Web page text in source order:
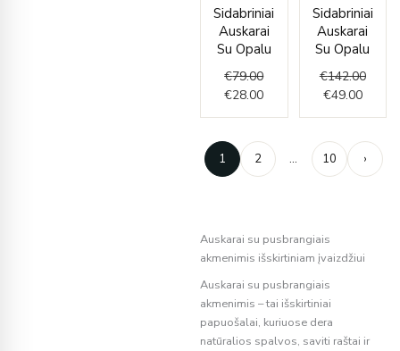
Sidabriniai
Auskarai
Su Opalu
€79.00
price
was:
€79.00.
€28.00
price
is:
€28.00.
Sidabriniai
Auskarai
Su Opalu
€142.00
price
was:
€49.00
price
is:
1 2 … 10 ›
Auskarai su pusbrangiais
akmenimis išskirtiniam įvaizdžiui
Auskarai su pusbrangiais
akmenimis – tai išskirtiniai
papuošalai, kuriuose dera
natūralios spalvos, saviti raštai ir